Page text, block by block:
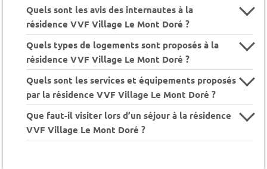
Quels sont les avis des internautes à la
résidence VVF Village Le Mont Doré ?
Quels types de logements sont proposés à la
résidence VVF Village Le Mont Doré ?
Quels sont les services et équipements proposés
par la résidence VVF Village Le Mont Doré ?
Que faut-il visiter lors d’un séjour à la résidence
VVF Village Le Mont Doré ?